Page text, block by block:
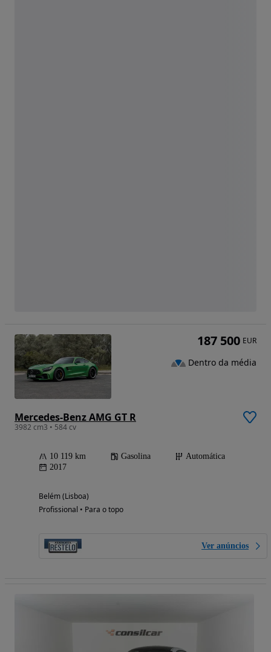
Mercedes-Benz AMG GT R
3982 cm3 • 584 cv
10 119 km Gasolina
Automática
2017
Belém (Lisboa)
Profissional • Para o topo
Ver anúncios
187 500 EUR
Dentro da média